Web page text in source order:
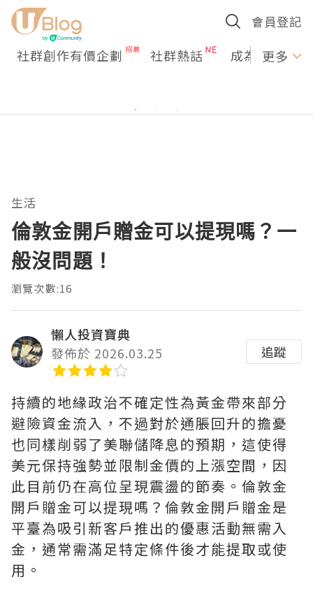
會員登記
社群創作有價企劃 社群熱話 成為U更多
生活
倫敦金開戶贈金可以提現嗎？一
般沒問題！
瀏覽次數:16
懶人投資寶典
發佈於 2026.03.25
追蹤
持續的地緣政治不確定性為黃金帶來部分
避險資金流入，不過對於通脹回升的擔憂
也同樣削弱了美聯儲降息的預期，這使得
美元保持強勢並限制金價的上漲空間，因
此目前仍在高位呈現震盪的節奏。倫敦金
開戶贈金可以提現嗎？倫敦金開戶贈金是
平臺為吸引新客戶推出的優惠活動無需入
金，通常需滿足特定條件後才能提取或使
用。